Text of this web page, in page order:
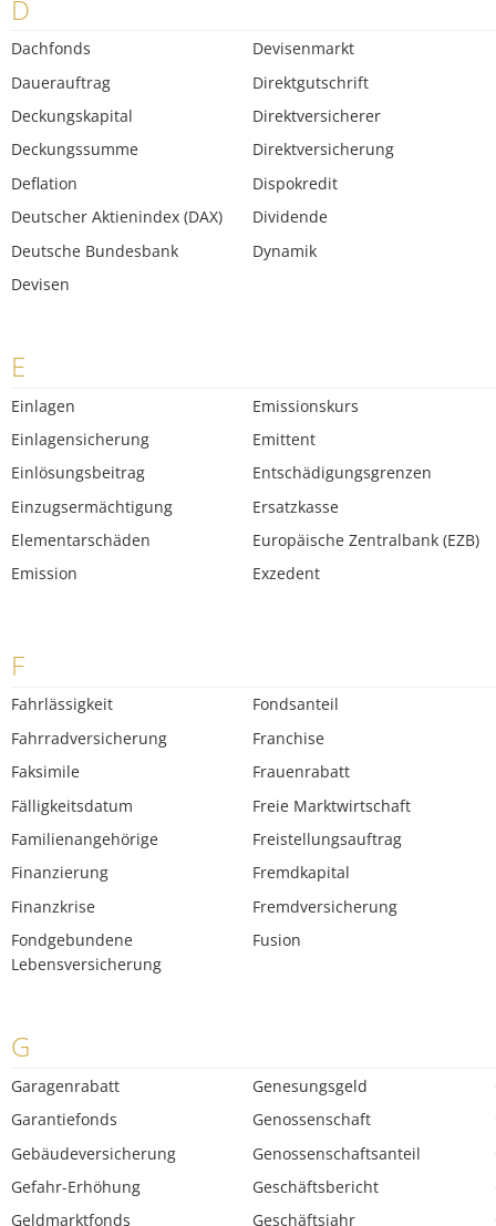
D
Dachfonds
Dauerauftrag
Deckungskapital
Deckungssumme
Deflation
Deutscher Aktienindex (DAX)
Deutsche Bundesbank
Devisen
Devisenmarkt
Direktgutschrift
Direktversicherer
Direktversicherung
Dispokredit
Dividende
Dynamik
E
Einlagen
Einlagensicherung
Einlösungsbeitrag
Einzugsermächtigung
Elementarschäden
Emission
Emissionskurs
Emittent
Entschädigungsgrenzen
Ersatzkasse
Europäische Zentralbank (EZB)
Exzedent
F
Fahrlässigkeit
Fahrradversicherung
Faksimile
Fälligkeitsdatum
Familienangehörige
Finanzierung
Finanzkrise
Fondgebundene
Lebensversicherung
Fondsanteil
Franchise
Frauenrabatt
Freie Marktwirtschaft
Freistellungsauftrag
Fremdkapital
Fremdversicherung
Fusion
G
Garagenrabatt
Garantiefonds
Gebäudeversicherung
Gefahr-Erhöhung
Geldmarktfonds
Genesungsgeld
Genossenschaft
Genossenschaftsanteil
Geschäftsbericht
Geschäftsjahr